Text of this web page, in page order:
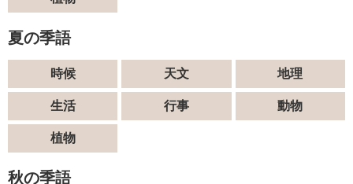
夏の季語
時候 天文 地理
生活 行事 動物
植物
秋の季語